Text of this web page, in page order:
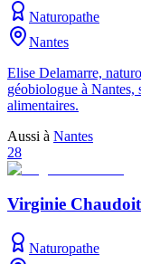
Naturopathe
Nantes
Elise Delamarre,
géobiologue à Nantes,
alimentaires.
Aussi à Nantes
28
Virginie Chaudoit
Naturopathe